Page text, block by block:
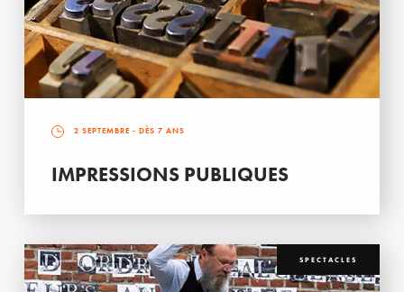
2 SEPTEMBRE - DÈS 7 ANS
IMPRESSIONS PUBLIQUES
SPECTACLES